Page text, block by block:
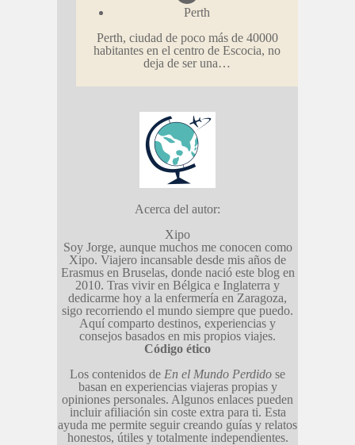
Perth
Perth, ciudad de poco más de 40000
habitantes en el centro de Escocia, no
deja de ser una…
Acerca del autor:
Xipo
Soy Jorge, aunque muchos me conocen como
Xipo. Viajero incansable desde mis años de
Erasmus en Bruselas, donde nació este blog en
2010. Tras vivir en Bélgica e Inglaterra y
dedicarme hoy a la enfermería en Zaragoza,
sigo recorriendo el mundo siempre que puedo.
Aquí comparto destinos, experiencias y
consejos basados en mis propios viajes.
Código ético
Los contenidos de En el Mundo Perdido se
basan en experiencias viajeras propias y
opiniones personales. Algunos enlaces pueden
incluir afiliación sin coste extra para ti. Esta
ayuda me permite seguir creando guías y relatos
honestos, útiles y totalmente independientes.